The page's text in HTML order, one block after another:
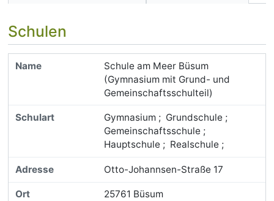
Schulen
Schule am Meer Büsum
(Gymnasium mit Grund- und
Gemeinschaftsschulteil)
Gymnasium ; Grundschule ;
Gemeinschaftsschule ;
Hauptschule ; Realschule ;
Otto-Johannsen-Straße 17
25761 Büsum